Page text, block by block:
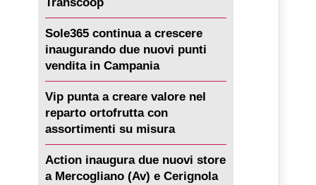
Transcoop
Sole365 continua a crescere
inaugurando due nuovi punti
vendita in Campania
Vip punta a creare valore nel
reparto ortofrutta con
assortimenti su misura
Action inaugura due nuovi store
a Mercogliano (Av) e Cerignola